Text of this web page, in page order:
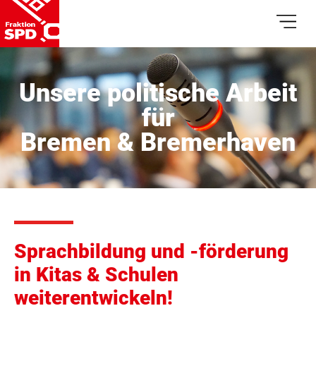
Unsere politische Arbeit
für
Bremen & Bremerhaven
Sprachbildung und -förderung
in Kitas & Schulen
weiterentwickeln!